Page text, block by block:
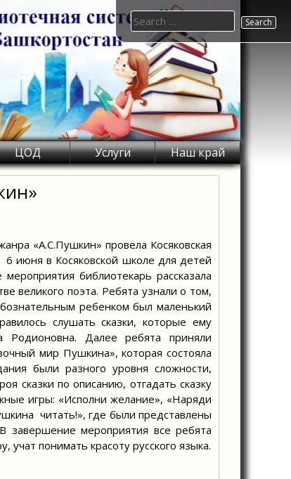
ЦОД Услуги Наш край
Search
for:
«А.С.Пушкин» провела Косяковская
июня в Косяковской школе для детей
библиотекарь рассказала
великого поэта. Ребята узнали о том,
ребенком был маленький
слушать сказки, которые ему
Родионовна. Далее ребята приняли
мир Пушкина», которая состояла
были разного уровня сложности,
сказки по описанию, отгадать сказку
игры: «Исполни желание», «Наряди
читать!», где были представлены
завершение мероприятия все ребята
понимать красоту русского языка.